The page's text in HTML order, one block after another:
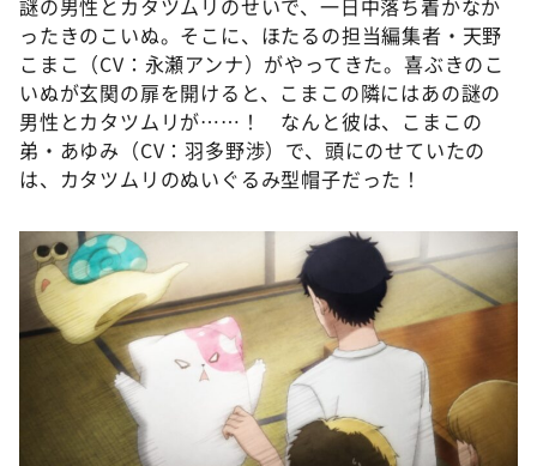
謎の男性とカタツムリのせいで、一日中落ち着かなか
ったきのこいぬ。そこに、ほたるの担当編集者・天野
こまこ（CV：永瀬アンナ）がやってきた。喜ぶきのこ
いぬが玄関の扉を開けると、こまこの隣にはあの謎の
男性とカタツムリが……！ なんと彼は、こまこの
弟・あゆみ（CV：羽多野渉）で、頭にのせていたの
は、カタツムリのぬいぐるみ型帽子だった！